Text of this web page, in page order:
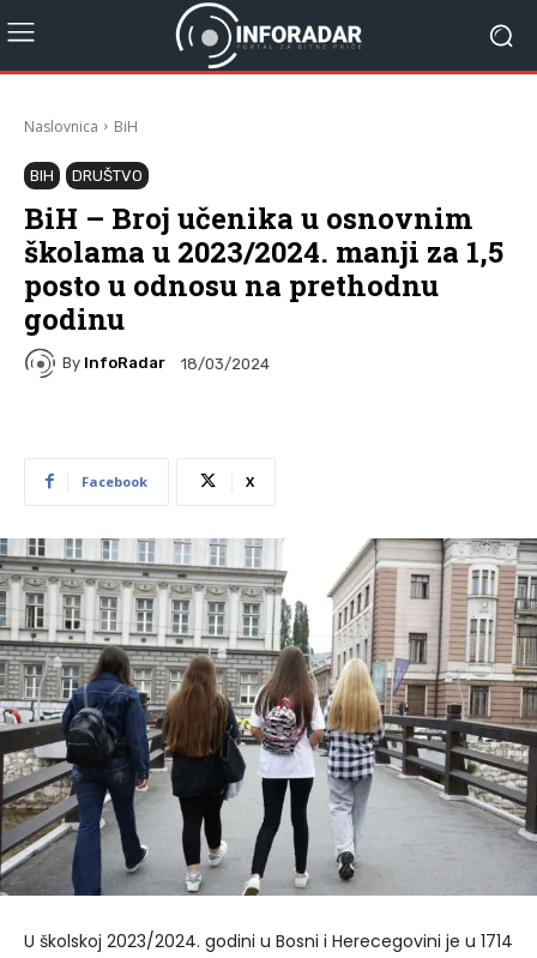
Naslovnica BiH
BIH DRUŠTVO
BiH – Broj učenika u osnovnim
školama u 2023/2024. manji za 1,5
posto u odnosu na prethodnu
godinu
By InfoRadar 18/03/2024
Facebook X
U školskoj 2023/2024. godini u Bosni i Herecegovini je u 1714